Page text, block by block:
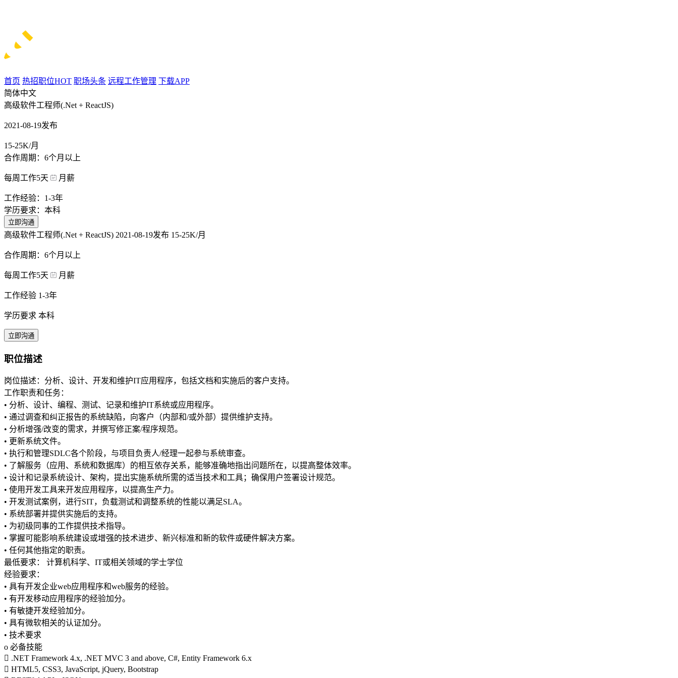
首页 热招职位HOT 职场头条 远程工作管理 下载APP
简体中文
高级软件工程师(.Net + ReactJS)
2021-08-19发布
15-25K/月
合作周期：6个月以上
每周工作5天 月薪
工作经验：1-3年
学历要求：本科
立即沟通
高级软件工程师(.Net + ReactJS) 2021-08-19发布 15-25K/月
合作周期：6个月以上
每周工作5天 月薪
工作经验 1-3年
学历要求 本科
立即沟通
职位描述
岗位描述：分析、设计、开发和维护IT应用程序，包括文档和实施后的客户支持。
工作职责和任务：
• 分析、设计、编程、测试、记录和维护IT系统或应用程序。
• 通过调查和纠正报告的系统缺陷，向客户（内部和/或外部）提供维护支持。
• 分析增强/改变的需求，并撰写修正案/程序规范。
• 更新系统文件。
• 执行和管理SDLC各个阶段，与项目负责人/经理一起参与系统审查。
• 了解服务（应用、系统和数据库）的相互依存关系，能够准确地指出问题所在，以提高整体效率。
• 设计和记录系统设计、架构，提出实施系统所需的适当技术和工具；确保用户签署设计规范。
• 使用开发工具来开发应用程序，以提高生产力。
• 开发测试案例，进行SIT，负载测试和调整系统的性能以满足SLA。
• 系统部署并提供实施后的支持。
• 为初级同事的工作提供技术指导。
• 掌握可能影响系统建设或增强的技术进步、新兴标准和新的软件或硬件解决方案。
• 任何其他指定的职责。
最低要求： 计算机科学、IT或相关领域的学士学位
经验要求：
• 具有开发企业web应用程序和web服务的经验。
• 有开发移动应用程序的经验加分。
• 有敏捷开发经验加分。
• 具有微软相关的认证加分。
• 技术要求
o 必备技能
 .NET Framework 4.x, .NET MVC 3 and above, C#, Entity Framework 6.x
 HTML5, CSS3, JavaScript, jQuery, Bootstrap